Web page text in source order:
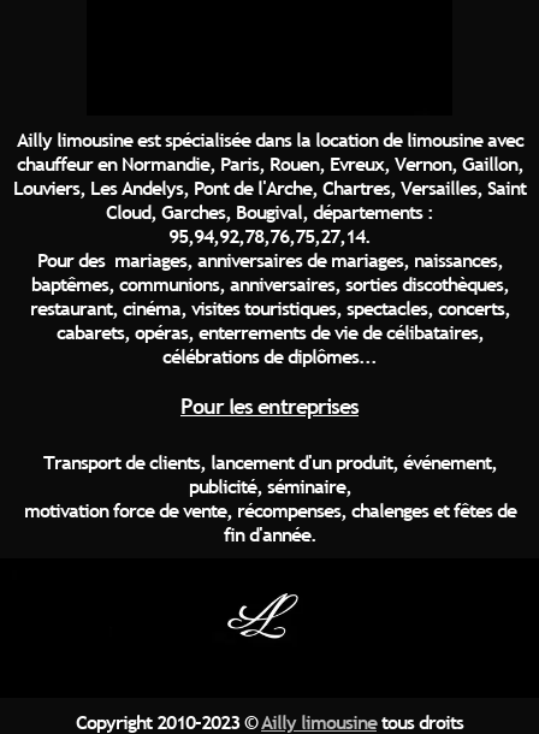
Ailly limousine est spécialisée dans la location de limousine avec
chauffeur en Normandie, Paris, Rouen, Evreux, Vernon, Gaillon,
Louviers, Les Andelys, Pont de l'Arche, Chartres, Versailles, Saint
Cloud, Garches, Bougival, départements :
95,94,92,78,76,75,27,14.
Pour des mariages, anniversaires de mariages, naissances,
baptêmes, communions, anniversaires, sorties discothèques,
restaurant, cinéma, visites touristiques, spectacles, concerts,
cabarets, opéras, enterrements de vie de célibataires,
célébrations de diplômes...
Pour les entreprises
Transport de clients, lancement d'un produit, événement,
publicité, séminaire,
motivation force de vente, récompenses, chalenges et fêtes de
fin d'année.
Copyright 2010-2023 ©Ailly limousinetous droits